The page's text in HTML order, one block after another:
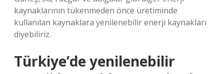
kaynaklarının tükenmeden önce üretiminde
kullanılan kaynaklara yenilenebilir enerji kaynakları
diyebiliriz.
Türkiye’de yenilenebilir